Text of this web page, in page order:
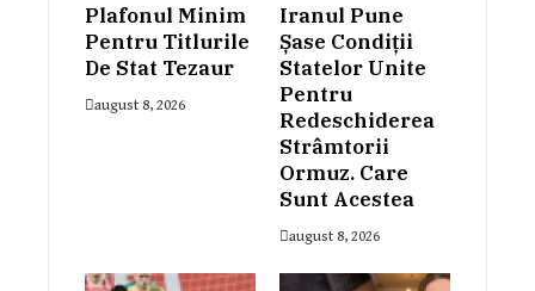
Plafonul Minim
Pentru Titlurile
De Stat Tezaur
august 8, 2026
Iranul Pune
Șase Condiții
Statelor Unite
Pentru
Redeschiderea
Strâmtorii
Ormuz. Care
Sunt Acestea
august 8, 2026